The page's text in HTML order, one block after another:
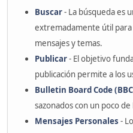
Buscar- La búsqueda es
extremadamente útil
mensajes y temas.
Publicar- El objetivo
publicación permite a los
Bulletin Board Code
sazonados con un poco de
Mensajes Personales -